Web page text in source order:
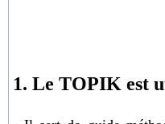
1. Le TOPIK est